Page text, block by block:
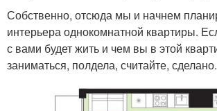
Собственно, отсюда мы и начнем
интерьера однокомнатной квартиры.
с вами будет жить и чем вы в этой
заниматься, полдела, считайте, сделано.